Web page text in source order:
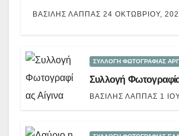
ΒΑΣΊΛΗΣ ΛΆΠΠΑΣ 24 ΟΚΤΩΒΡΊΟΥ,
ΣΥΛΛΟΓΗ ΦΩΤΟΓΡΑΦΙΑΣ
Συλλογή
ΒΑΣΊΛΗΣ ΛΆΠΠΑΣ 1